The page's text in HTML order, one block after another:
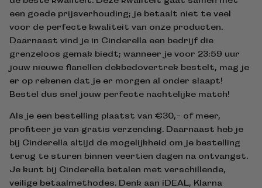
een goede prijsverhouding; je betaalt niet te veel
voor de perfecte kwaliteit van onze producten.
Daarnaast vind je in Cinderella een bedrijf die
grenzeloos gemak biedt; wanneer je voor 23:59 uur
jouw nieuwe flanellen dekbedovertrek bestelt, mag je
er op rekenen dat je er morgen al onder slaapt!
Bestel dus snel jouw perfecte nachtelijke match!
Als je een bestelling plaatst van €30,- of meer,
profiteer je van gratis verzending. Daarnaast heb je
bij Cinderella altijd de mogelijkheid om je bestelling
terug te sturen binnen veertien dagen na ontvangst.
Je kunt bij Cinderella betalen met verschillende,
veilige betaalmethodes. Denk aan iDEAL, Klarna